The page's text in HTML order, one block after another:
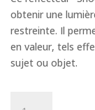
obtenir une
restreinte. Il
en valeur, tels
sujet ou objet.